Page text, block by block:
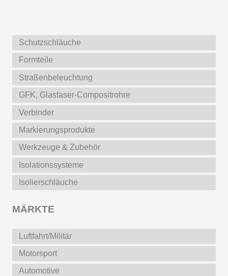
Schutzschläuche
Formteile
Straßenbeleuchtung
GFK, Glasfaser-Compositrohre
Verbinder
Markierungsprodukte
Werkzeuge & Zubehör
Isolationssysteme
Isolierschläuche
MÄRKTE
Luftfahrt/Militär
Motorsport
Automotive